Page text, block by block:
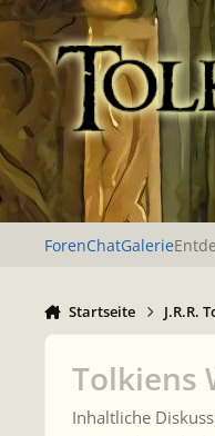
Zu Inhalt springen
ForenChatGalerie
Startseite J.R.R.
Tolkiens
Inhaltliche